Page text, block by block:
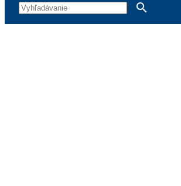
search